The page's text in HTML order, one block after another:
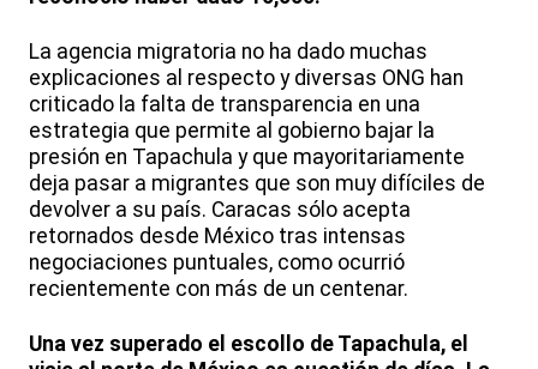
La agencia migratoria no ha dado muchas
explicaciones al respecto y diversas ONG han
criticado la falta de transparencia en una
estrategia que permite al gobierno bajar la
presión en Tapachula y que mayoritariamente
deja pasar a migrantes que son muy difíciles de
devolver a su país. Caracas sólo acepta
retornados desde México tras intensas
negociaciones puntuales, como ocurrió
recientemente con más de un centenar.
Una vez superado el escollo de Tapachula, el